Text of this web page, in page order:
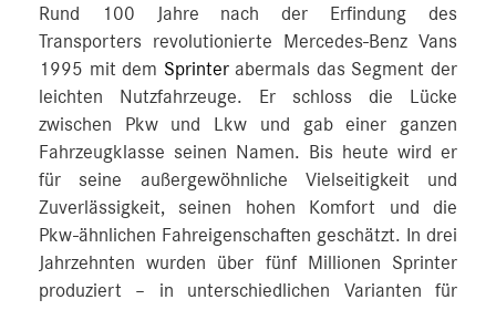
Rund 100 Jahre nach der Erfindung des
Transporters revolutionierte Mercedes-Benz Vans
1995 mit dem Sprinterabermals das Segment der
leichten Nutzfahrzeuge. Er schloss die Lücke
zwischen Pkw und Lkw und gab einer ganzen
Fahrzeugklasse seinen Namen. Bis heute wird er
für seine außergewöhnliche Vielseitigkeit und
Zuverlässigkeit, seinen hohen Komfort und die
Pkw-ähnlichen Fahreigenschaften geschätzt. In drei
Jahrzehnten wurden über fünf Millionen Sprinter
produziert – in unterschiedlichen Varianten für